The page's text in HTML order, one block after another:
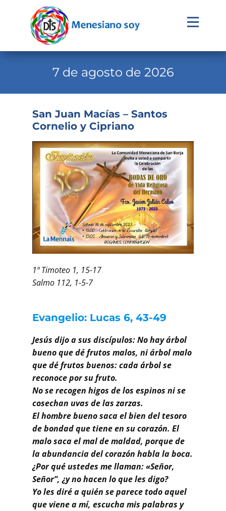
Evangelio
Institucional
Familia Menesiana
Pastoral Vocacional
Recursos
Buscar
7 de agosto de 2026
San Juan Macías – Santos
Cornelio y Cipriano
1ª Timoteo 1, 15-17
Salmo 112, 1-5-7
Evangelio: Lucas 6, 43-49
Jesús dijo a sus discípulos: No hay árbol
bueno que dé frutos malos, ni árbol malo
que dé frutos buenos:cada árbol se
reconoce por su fruto.
No se recogen higos de los espinos ni se
cosechan uvas de las zarzas.
El hombre bueno saca el bien del tesoro
de bondad que tiene en su corazón. El
malo saca el mal de maldad, porque de
la abundancia del corazón habla la boca.
¿Por qué ustedes me llaman: «Señor,
Señor”, ¿y no hacen lo que les digo?
Yo les diré a quién se parece todo aquel
que viene a mí, escucha mis palabras y